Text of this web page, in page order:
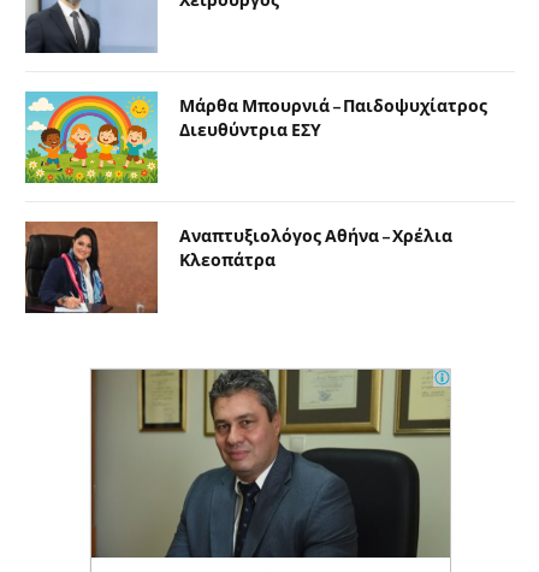
Μάρθα Μπουρνιά – Παιδοψυχίατρος
Διευθύντρια ΕΣΥ
Αναπτυξιολόγος Αθήνα – Χρέλια
Κλεοπάτρα